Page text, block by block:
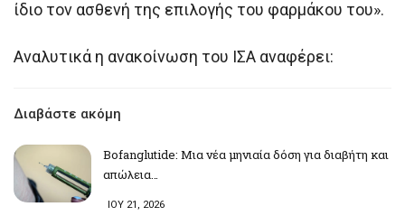
ίδιο τον ασθενή της επιλογής του φαρμάκου του».
Αναλυτικά η ανακοίνωση του ΙΣΑ αναφέρει:
Διαβάστε ακόμη
Bofanglutide: Μια νέα μηνιαία δόση για διαβήτη και
απώλεια…
ΙΟΥ 21, 2026